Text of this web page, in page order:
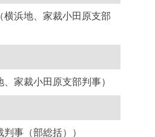
横浜地、家裁小田原支部
家裁小田原支部判事）
事（部総括））